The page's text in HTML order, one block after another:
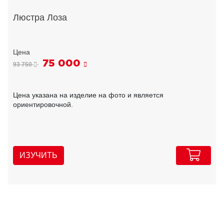
Люстра Лоза
93 750 75 000
Цена указана на изделие на фото и является
ориентировочной.
ИЗУЧИТЬ